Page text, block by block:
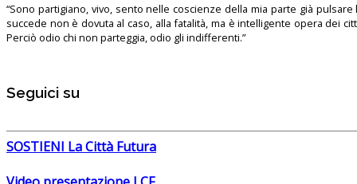
“Sono partigiano, vivo, sento nelle coscienze della mia parte già pulsare
succede non è dovuta al caso, alla fatalità, ma è intelligente opera dei
Perciò odio chi non parteggia, odio gli indifferenti.”
Seguici su
SOSTIENI La Città Futura